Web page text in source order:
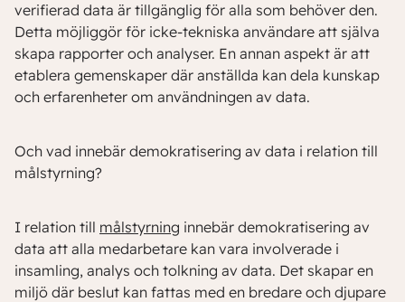
verifierad data är tillgänglig för alla som behöver den.
Detta möjliggör för icke-tekniska användare att själva
skapa rapporter och analyser. En annan aspekt är att
etablera gemenskaper där anställda kan dela kunskap
och erfarenheter om användningen av data.
Och vad innebär demokratisering av data i relation till
målstyrning?
I relation till målstyrning innebär demokratisering av
data att alla medarbetare kan vara involverade i
insamling, analys och tolkning av data. Det skapar en
miljö där beslut kan fattas med en bredare och djupare